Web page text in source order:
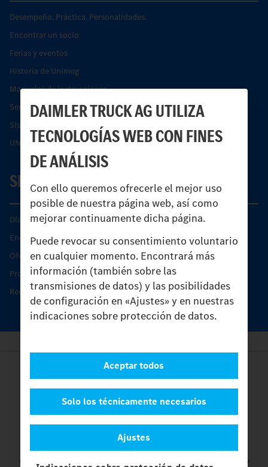
DAIMLER TRUCK AG UTILIZA
TECNOLOGÍAS WEB CON FINES
DE ANÁLISIS
Con ello queremos ofrecerle el mejor uso
posible de nuestra página web, así como
mejorar continuamente dicha página.
Puede revocar su consentimiento voluntario
en cualquier momento. Encontrará más
información (también sobre las
transmisiones de datos) y las posibilidades
de configuración en «Ajustes» y en nuestras
indicaciones sobre protección de datos.
Ajustes
Solo los técnicamente necesarios
Aceptar todos
Desempeño. Práctica. Personalidades.
Encontrar un socio
Ferias y eventos
Historia de Unimog
Manuales de instrucciones
Servicios financieros
Sistemas de asistencia de seguridad Econic
UNI-TOUCH®
SERVICIO
Días de Servicio del Unimog
Encontrar un socio
Oferta de servicio del Unimog
Productos de piezas y servicio
Recambios originales
Provider
Contacto
Protección de datos
Ajustes
© 2026 Daimler Truck AG. Reservados todos los derechos.
y